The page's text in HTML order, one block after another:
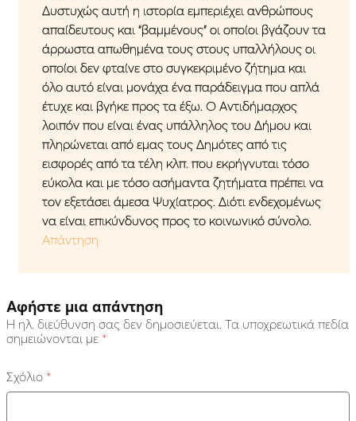
Δυστυχώς αυτή η ιστορία εμπεριέχει ανθρώπους
απαίδευτους και “βαμμένους” οι οποίοι βγάζουν τα
άρρωστα απωθημένα τους στους υπαλλήλους οι
οποίοι δεν φταίνε στο συγκεκριμένο ζήτημα και
όλο αυτό είναι μονάχα ένα παράδειγμα που απλά
έτυχε και βγήκε προς τα έξω. Ο Αντιδήμαρχος
λοιπόν που είναι ένας υπάλληλος του Δήμου και
πληρώνεται από εμας τους Δημότες από τις
εισφορές από τα τέλη κλπ. που εκρήγνυται τόσο
εύκολα και με τόσο ασήμαντα ζητήματα πρέπει να
τον εξετάσει άμεσα Ψυχίατρος. Διότι ενδεχομένως
να είναι επικύνδυνος προς το κοινωνικό σύνολο.
Απάντηση
Αφήστε μια απάντηση
Η ηλ. διεύθυνση σας δεν δημοσιεύεται. Τα υποχρεωτικά πεδία
σημειώνονται με *
Σχόλιο *